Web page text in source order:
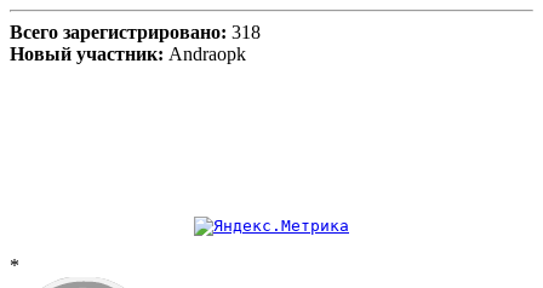
Всего зарегистрировано: 318
Новый участник: Andraopk
*